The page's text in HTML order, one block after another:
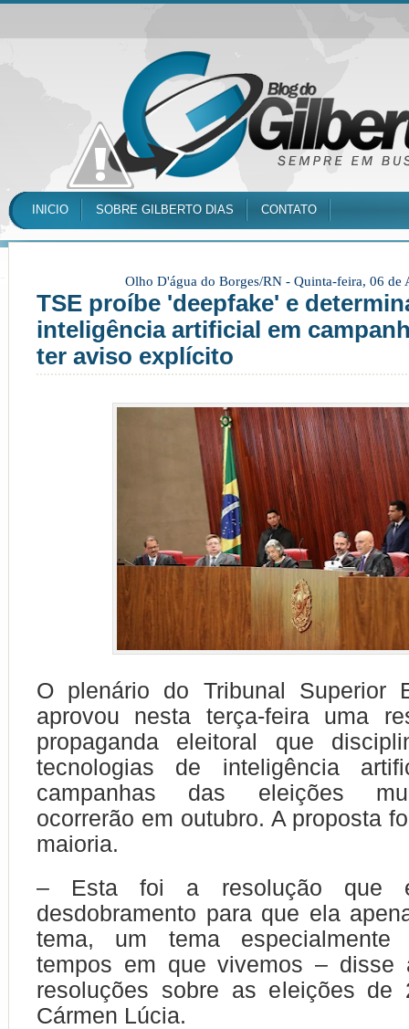
INICIO SOBRE GILBERTO DIAS CONTATO
Olho D'água do Borges/RN - Quinta-feira, 06 de
TSE proíbe 'deepfake' e
inteligência artificial em
ter aviso explícito
O plenário do Tribunal Superior
aprovou nesta terça-feira uma
propaganda eleitoral que
tecnologias de inteligência
campanhas das eleições
ocorrerão em outubro. A proposta
maioria.
– Esta foi a resolução que
desdobramento para que ela
tema, um tema especialmente
tempos em que vivemos – disse
resoluções sobre as eleições de
Cármen Lúcia.